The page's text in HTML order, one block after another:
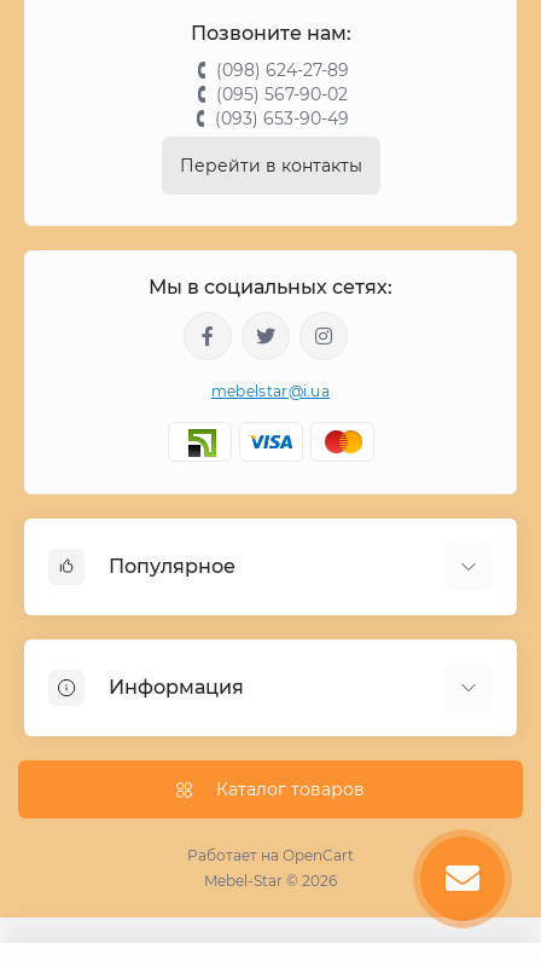
Позвоните нам:
(098) 624-27-89
(095) 567-90-02
(093) 653-90-49
Перейти в контакты
Мы в социальных сетях:
mebelstar@i.ua
Популярное
Шкафы купе ширина 90-210 cм высота 220 cм
Комоды из дерева
Кухни
Информация
Условия поставки мебели
Фотопечать для шкафа купе
Пескоструй
Каталог товаров
Работает на OpenCart
Mebel-Star © 2026